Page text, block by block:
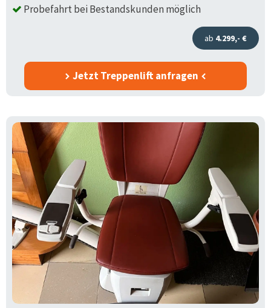
Probefahrt bei Bestandskunden möglich
ab 4.299,- €
Jetzt Treppenlift anfragen